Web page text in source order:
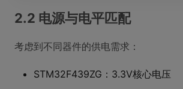
2.2 电源与电平匹配
考虑到不同器件的供电需求：
STM32F439ZG：3.3V核心电压